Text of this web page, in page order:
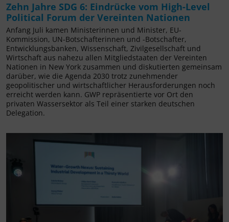
Zehn Jahre SDG 6: Eindrücke vom High-Level
Political Forum der Vereinten Nationen
Anfang Juli kamen Ministerinnen und Minister, EU-
Kommission, UN-Botschafterinnen und -Botschafter,
Entwicklungsbanken, Wissenschaft, Zivilgesellschaft und
Wirtschaft aus nahezu allen Mitgliedstaaten der Vereinten
Nationen in New York zusammen und diskutierten gemeinsam
darüber, wie die Agenda 2030 trotz zunehmender
geopolitischer und wirtschaftlicher Herausforderungen noch
erreicht werden kann. GWP repräsentierte vor Ort den
privaten Wassersektor als Teil einer starken deutschen
Delegation.